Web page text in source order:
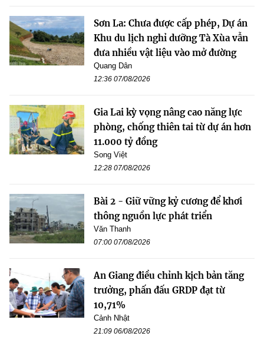
Sơn La: Chưa được cấp phép, Dự án
Khu du lịch nghỉ dưỡng Tà Xùa vẫn
đưa nhiều vật liệu vào mở đường
Quang Dân
12:36 07/08/2026
Gia Lai kỳ vọng nâng cao năng lực
phòng, chống thiên tai từ dự án hơn
11.000 tỷ đồng
Song Việt
12:28 07/08/2026
Bài 2 - Giữ vững kỷ cương để khơi
thông nguồn lực phát triển
Văn Thanh
07:00 07/08/2026
An Giang điều chỉnh kịch bản tăng
trưởng, phấn đấu GRDP đạt từ
10,71%
Cảnh Nhật
21:09 06/08/2026